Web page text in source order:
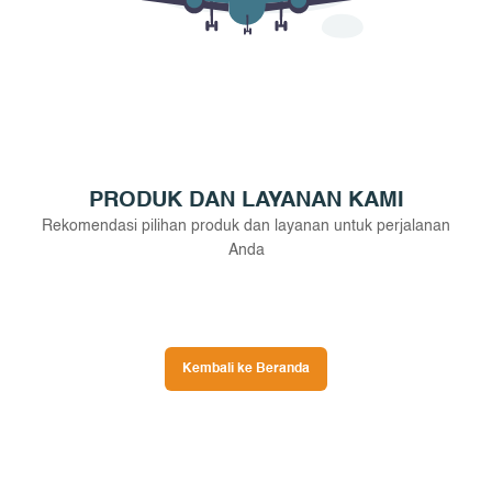
PRODUK DAN LAYANAN KAMI
Rekomendasi pilihan produk dan layanan untuk perjalanan
Anda
Kembali ke Beranda